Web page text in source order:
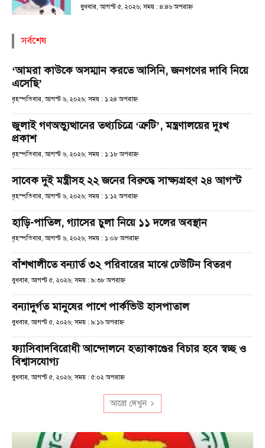
বুধবার, আগস্ট ৫, ২০২৬; সময় : ৪:৪৬ অপরাহ্ণ
সর্বশেষ
‘আমরা কাউকে অসম্মান করতে আসিনি, জনগণের দাবি নিয়ে
এসেছি’
বৃহস্পতিবার, আগস্ট ৬, ২০২৬; সময় : ১:২৪ অপরাহ্ণ
জুলাই গণঅভ্যুত্থানের তথ্যচিত্রে ‘ত্রুটি’, মন্ত্রণালয়ের দুঃখ
প্রকাশ
বৃহস্পতিবার, আগস্ট ৬, ২০২৬; সময় : ১:১৮ অপরাহ্ণ
সাবেক দুই মন্ত্রীসহ ২২ জনের বিরুদ্ধে সাক্ষ্যগ্রহণ ২৪ আগস্ট
বৃহস্পতিবার, আগস্ট ৬, ২০২৬; সময় : ১:১২ অপরাহ্ণ
হাড়ি-পাতিল, গ্যাসের চুলা নিয়ে ১১ দলের অবস্থান
বৃহস্পতিবার, আগস্ট ৬, ২০২৬; সময় : ১:০৮ অপরাহ্ণ
বাঁশখালীতে বন্যার্ত ৩২ পরিবারের মাঝে ঢেউটিন বিতরণ
বুধবার, আগস্ট ৫, ২০২৬; সময় : ৯:৩৮ অপরাহ্ণ
বন্যাদুর্গত মানুষের পাশে পার্কভিউ হাসপাতাল
বুধবার, আগস্ট ৫, ২০২৬; সময় : ৯:১৬ অপরাহ্ণ
ফ্যাসিবাদবিরোধী আন্দোলনে হত্যাকাণ্ডের বিচার হবে স্বচ্ছ ও
বিশ্বাসযোগ্য
বুধবার, আগস্ট ৫, ২০২৬; সময় : ৫:০২ অপরাহ্ণ
আরো দেখুন